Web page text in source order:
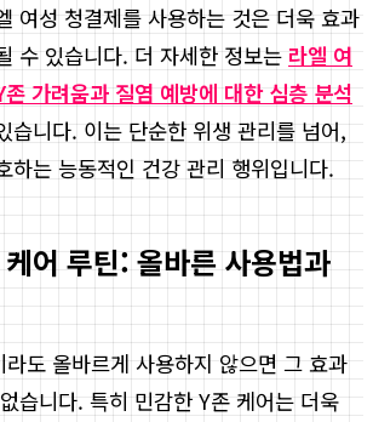
여성 청결제를 사용하는 것은 더욱 효과
수 있습니다. 더 자세한 정보는 라엘 여
가려움과 질염 예방에 대한 심층 분석
습니다. 이는 단순한 위생 관리를 넘어,
하는 능동적인 건강 관리 행위입니다.
어 루틴: 올바른 사용법과
도 올바르게 사용하지 않으면 그 효과
습니다. 특히 민감한 Y존 케어는 더욱